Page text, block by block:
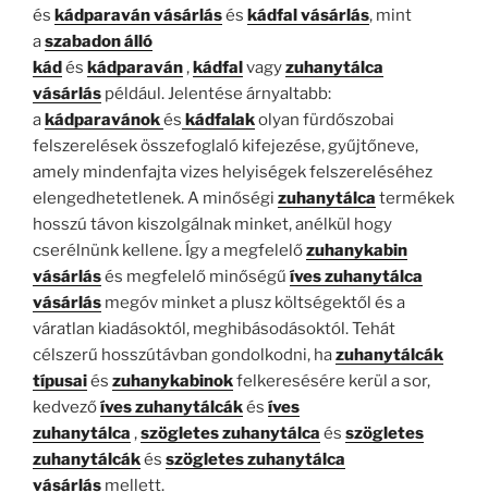
és kádparaván vásárlásés kádfal vásárlás, mint
aszabadon álló
kádés kádparaván,kádfalvagyzuhanytálca
vásárlás például. Jelentése árnyaltabb:
akádparavánokés kádfalakolyan fürdőszobai
felszerelések összefoglaló kifejezése, gyűjtőneve,
amely mindenfajta vizes helyiségek felszereléséhez
elengedhetetlenek. A minőségi zuhanytálca termékek
hosszú távon kiszolgálnak minket, anélkül hogy
cserélnünk kellene. Így a megfelelőzuhanykabin
vásárlásés megfelelő minőségű íves zuhanytálca
vásárlás megóv minket a plusz költségektől és a
váratlan kiadásoktól, meghibásodásoktól. Tehát
célszerű hosszútávban gondolkodni, hazuhanytálcák
típusaiés zuhanykabinokfelkeresésére kerül a sor,
kedvezőíves zuhanytálcákés íves
zuhanytálca ,szögletes zuhanytálca és szögletes
zuhanytálcákés szögletes zuhanytálca
vásárlás mellett.